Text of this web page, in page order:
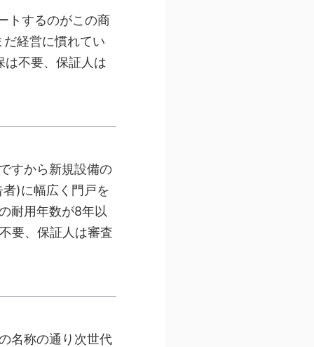
トするのがこの商
経営に慣れてい
は不要、保証人は
すから新規設備の
)に幅広く門戸を
耐用年数が8年以
要、保証人は審査
名称の通り次世代